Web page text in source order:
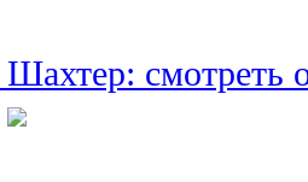
смотреть